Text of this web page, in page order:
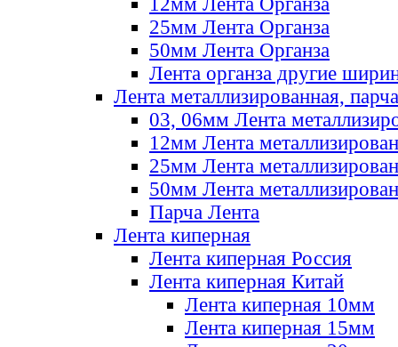
25мм Лента Органза
50мм Лента Органза
Лента органза другие
Лента металлизированная, парча
03, 06мм Лента
12мм Лента
25мм Лента
50мм Лента
Парча Лента
Лента киперная
Лента киперная Россия
Лента киперная Китай
Лента киперная 10мм
Лента киперная 15мм